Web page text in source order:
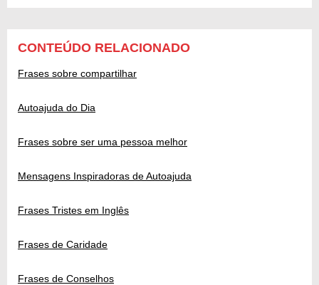
CONTEÚDO RELACIONADO
Frases sobre compartilhar
Autoajuda do Dia
Frases sobre ser uma pessoa melhor
Mensagens Inspiradoras de Autoajuda
Frases Tristes em Inglês
Frases de Caridade
Frases de Conselhos